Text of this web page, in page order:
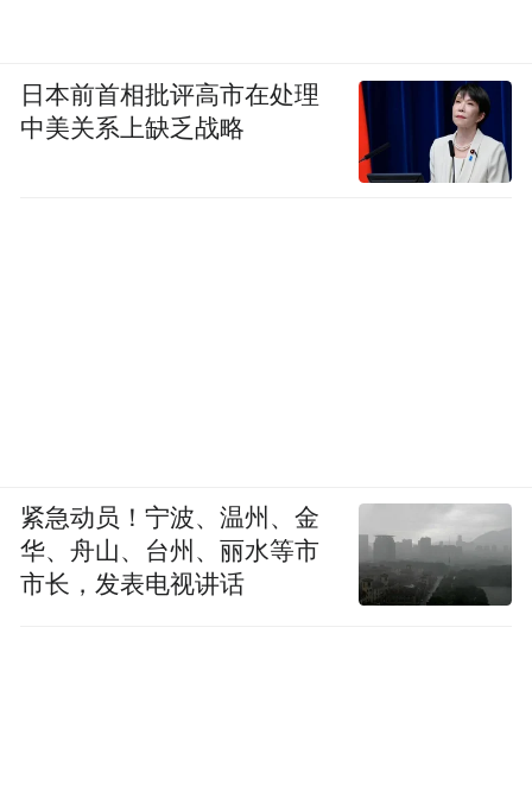
日本前首相批评高市在处理
中美关系上缺乏战略
紧急动员！宁波、温州、金
华、舟山、台州、丽水等市
市长，发表电视讲话